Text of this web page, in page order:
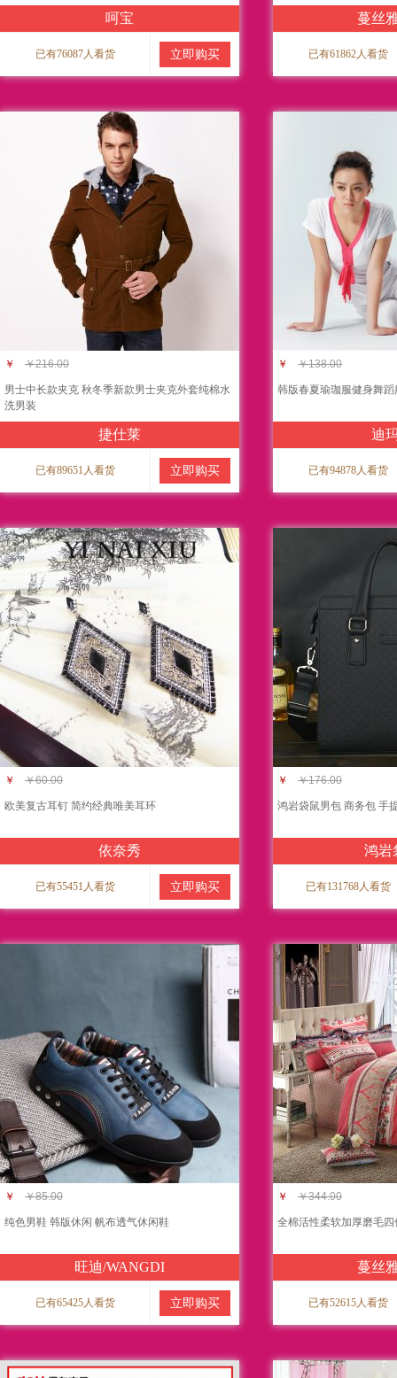
呵宝
已有76087人看货 立即购买
蔓丝
已有61862人看货
￥ ￥216.00
男士中长款夹克 秋冬季新款男士夹克外套纯棉水
洗男装
捷仕莱
已有89651人看货 立即购买
￥ ￥138.00
韩版春夏瑜珈服健身舞蹈
迪
已有94878人看货
￥ ￥60.00
欧美复古耳钉 简约经典唯美耳环
依奈秀
已有55451人看货 立即购买
￥ ￥176.00
鸿岩袋鼠男包 商务包 手
鸿岩
已有131768人看货
￥ ￥85.00
纯色男鞋 韩版休闲 帆布透气休闲鞋
旺迪/WANGDI
已有65425人看货 立即购买
￥ ￥344.00
全棉活性柔软加厚磨毛四
蔓丝
已有52615人看货